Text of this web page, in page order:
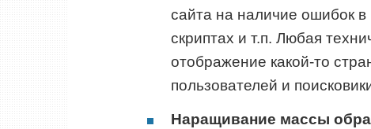
сайта на наличие ошибок
скриптах и т.п. Любая
отображение какой-то
пользователей и
Наращивание массы